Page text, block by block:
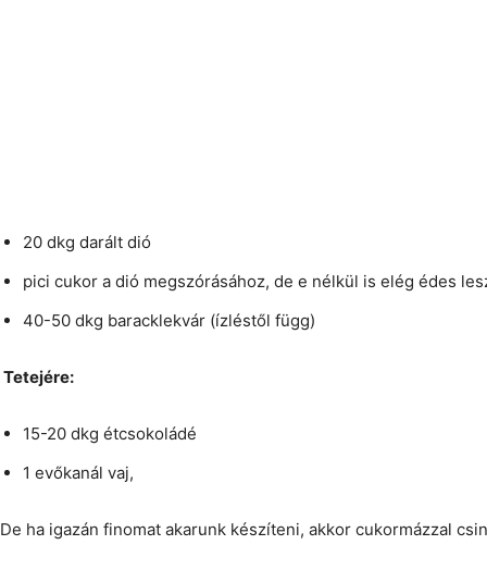
20 dkg darált dió
pici cukor a dió megszórásához, de e nélkül is elég édes
40-50 dkg baracklekvár (ízléstől függ)
Tetejére:
15-20 dkg étcsokoládé
1 evőkanál vaj,
De ha igazán finomat akarunk készíteni, akkor cukormázzal